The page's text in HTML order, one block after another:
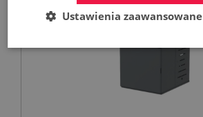
Ustawienia zaawansowane